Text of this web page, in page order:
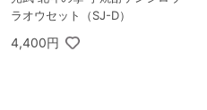
ラオウセット（SJ-D）
4,400円